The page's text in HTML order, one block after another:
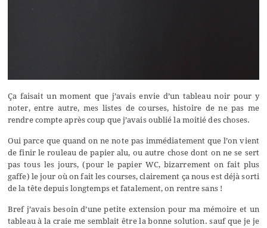
Ça faisait un moment que j’avais envie d’un tableau noir pour y
noter, entre autre, mes listes de courses, histoire de ne pas me
rendre compte après coup que j’avais oublié la moitié des choses.
Oui parce que quand on ne note pas immédiatement que l’on vient
de finir le rouleau de papier alu, ou autre chose dont on ne se sert
pas tous les jours, (pour le papier WC, bizarrement on fait plus
gaffe) le jour où on fait les courses, clairement ça nous est déjà sorti
de la tête depuis longtemps et fatalement, on rentre sans !
Bref j’avais besoin d’une petite extension pour ma mémoire et un
tableau à la craie me semblait être la bonne solution. sauf que je je